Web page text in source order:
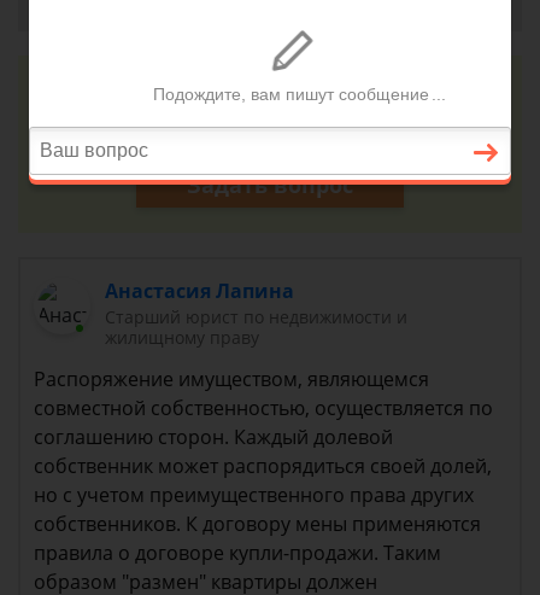
Консультация юриста онлайн
Ответ на сайте в течении 15 минут
Задать вопрос
Анастасия Лапина
Старший юрист по недвижимости и
жилищному праву
Распоряжение имуществом, являющемся
совместной собственностью, осуществляется по
соглашению сторон. Каждый долевой
собственник может распорядиться своей долей,
но с учетом преимущественного права других
собственников. К договору мены применяются
правила о договоре купли-продажи. Таким
образом "размен" квартиры должен